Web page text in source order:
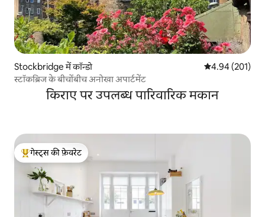
Stockbridge में कॉन्डो औसत रेटिंग 5 में से
4.94 (201)
स्टॉकब्रिज के बीचोंबीच अनोखा अपार्टमेंट
किराए पर उपलब्ध पारिवारिक मकान
गेस्ट्स का टॉप फ़ेवरेट
गेस्ट्स की फ़ेवरेट